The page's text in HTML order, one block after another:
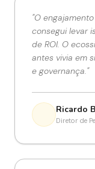
"O
consegui levar
de ROI. O
antes vivia em
e governança."
Ricardo
Diretor de